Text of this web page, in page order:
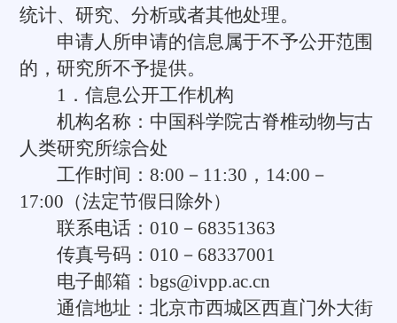
统计、研究、分析或者其他处理。
申请人所申请的信息属于不予公开范围
的，研究所不予提供。
1．信息公开工作机构
机构名称：中国科学院古脊椎动物与古
人类研究所综合处
工作时间：8:00－11:30，14:00－
17:00（法定节假日除外）
联系电话：010－68351363
传真号码：010－68337001
电子邮箱：bgs@ivpp.ac.cn
通信地址：北京市西城区西直门外大街